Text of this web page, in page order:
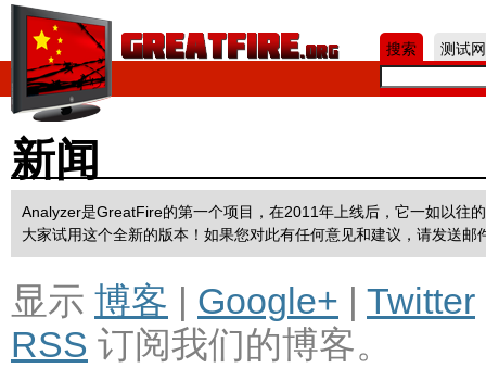
搜索 测试
新闻
Analyzer是GreatFire的第一个项目，在2011年上线后，它一如以往
大家试用这个全新的版本！如果您对此有任何意见和建议，请发送邮
显示 博客 Google+ Twitter
RSS 订阅我们的博客。